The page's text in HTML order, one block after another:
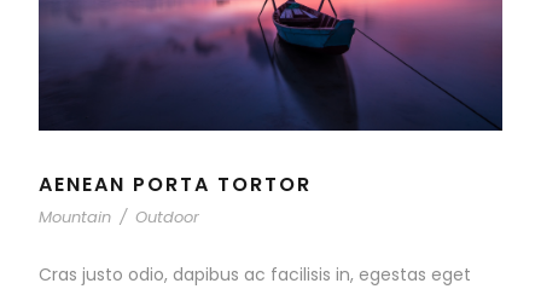
AENEAN PORTA TORTOR
Mountain / Outdoor
Cras justo odio, dapibus ac facilisis in, egestas eget